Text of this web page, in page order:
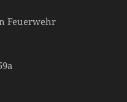
Feuerwehr